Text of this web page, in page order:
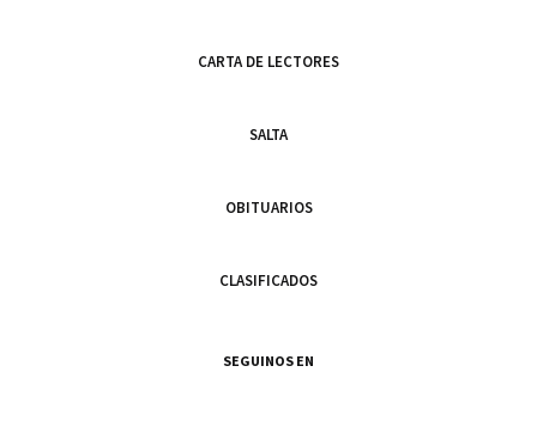
CARTA DE LECTORES
SALTA
OBITUARIOS
CLASIFICADOS
SEGUINOS EN